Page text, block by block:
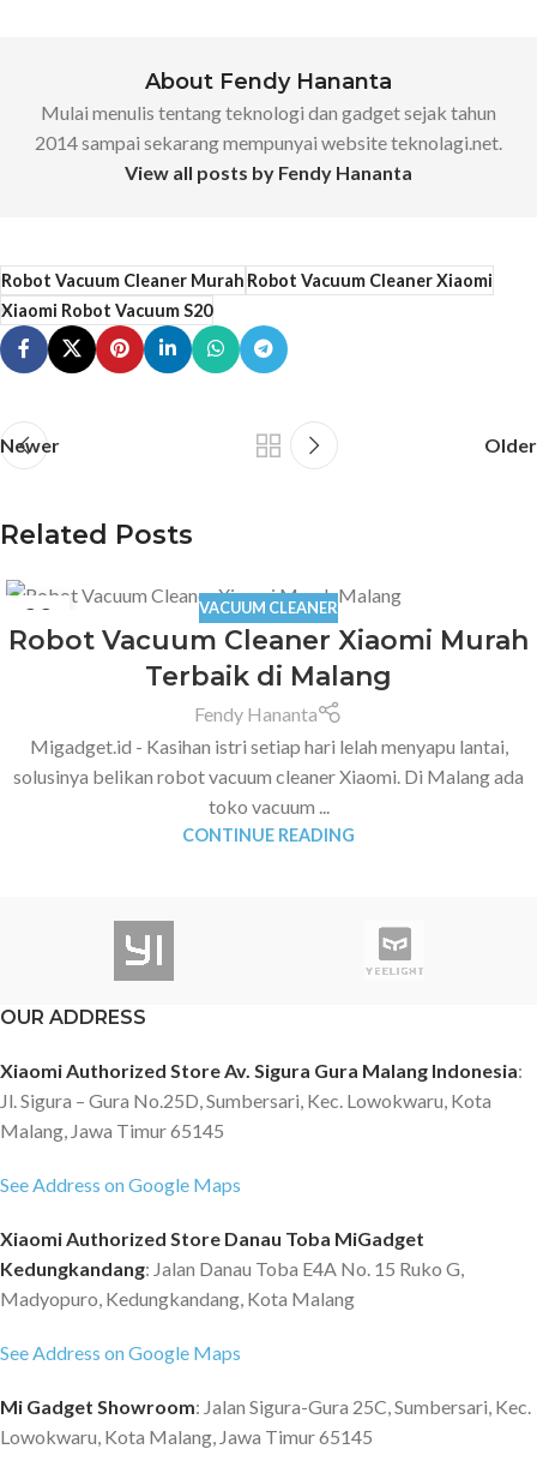
About Fendy Hananta
Mulai menulis tentang teknologi dan gadget sejak tahun
2014 sampai sekarang mempunyai website teknolagi.net.
View all posts by Fendy Hananta
Robot Vacuum Cleaner MurahRobot Vacuum Cleaner Xiaomi
Xiaomi Robot Vacuum S20
Newer Older
Related Posts
22
MAY
VACUUM CLEANER
Robot Vacuum Cleaner Xiaomi Murah
Terbaik di Malang
Fendy Hananta
Migadget.id - Kasihan istri setiap hari lelah menyapu lantai,
solusinya belikan robot vacuum cleaner Xiaomi. Di Malang ada
toko vacuum ...
CONTINUE READING
OUR ADDRESS
Xiaomi Authorized Store Av. Sigura Gura Malang Indonesia:
Jl. Sigura – Gura No.25D, Sumbersari, Kec. Lowokwaru, Kota
Malang, Jawa Timur 65145
See Address on Google Maps
Xiaomi Authorized Store Danau Toba MiGadget
Kedungkandang: Jalan Danau Toba E4A No. 15 Ruko G,
Madyopuro, Kedungkandang, Kota Malang
See Address on Google Maps
Mi Gadget Showroom: Jalan Sigura-Gura 25C, Sumbersari, Kec.
Lowokwaru, Kota Malang, Jawa Timur 65145